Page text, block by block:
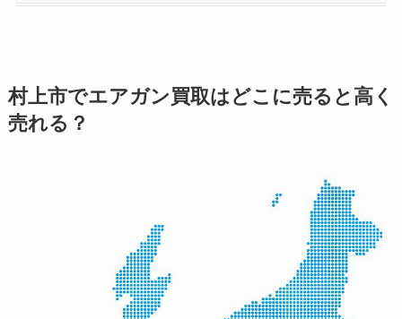
村上市でエアガン買取はどこに売ると高く
売れる？